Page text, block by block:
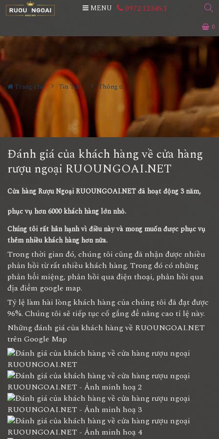
0
MENU 0972.12345.1
Trang chủ Tin Tức Thông tin Rượu ngoại
Đánh giá của khách hàng về cửa hàng
rượu ngoại RUOUNGOAI.NET
Cửa hàng Rượu Ngoại RUOUNGOAI.NET đã hoạt động 3 năm,
phục vụ hơn 6000 khách hàng lớn nhỏ.
Chúng tôi rất hân hạnh vì điều này và mong muốn được phục vụ
thêm nhiều khách hàng hơn nữa.
Trong thời gian đó, chúng tôi cũng đã nhận được nhiều
phản hồi từ rất nhiều khách hàng. Trong đó có những
phản hổi miệng, phản hồi qua điện thoại, phản hồi qua
địa điểm google map.
Tỷ lệ làm hài lòng khách hàng của chúng tôi đã đạt được
96%. Chúng tôi sẽ tiếp tục cố gắng để nâng cao tỉ lệ này.
Những đánh giá của khách hàng về RUOUNGOAI.NET
trên Google Map